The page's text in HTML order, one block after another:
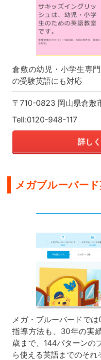
倉敷の幼児・小学生専
の受験英語にも対応
〒710-0823 岡山県倉敷
Tell:0120-948-117
詳し
メガブルーバー
メガ・ブルーバードで
指導方法も、30年の実
歳まで、144パターンの
ら使える英語までのそれ